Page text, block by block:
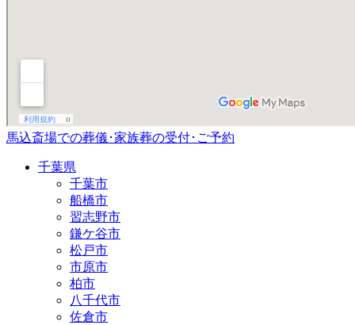
馬込斎場での葬儀･家族葬の受付･ご予約
千葉県
千葉市
船橋市
習志野市
鎌ケ谷市
松戸市
市原市
柏市
八千代市
佐倉市